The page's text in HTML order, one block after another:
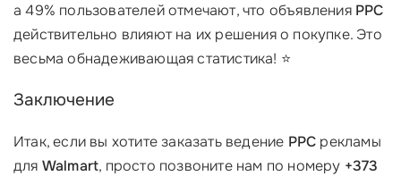
а 49% пользователей отмечают, что объявления PPC
действительно влияют на их решения о покупке. Это
весьма обнадеживающая статистика! ⭐
Заключение
Итак, если вы хотите заказать ведение PPC рекламы
для Walmart, просто позвоните нам по номеру +373